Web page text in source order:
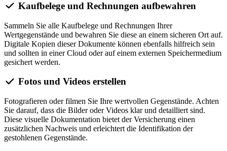
Kaufbelege und Rechnungen aufbewahren
Sammeln Sie alle Kaufbelege und Rechnungen Ihrer
Wertgegenstände und bewahren Sie diese an einem sicheren Ort auf.
Digitale Kopien dieser Dokumente können ebenfalls hilfreich sein
und sollten in einer Cloud oder auf einem externen Speichermedium
gesichert werden.
Fotos und Videos erstellen
Fotografieren oder filmen Sie Ihre wertvollen Gegenstände. Achten
Sie darauf, dass die Bilder oder Videos klar und detailliert sind.
Diese visuelle Dokumentation bietet der Versicherung einen
zusätzlichen Nachweis und erleichtert die Identifikation der
gestohlenen Gegenstände.